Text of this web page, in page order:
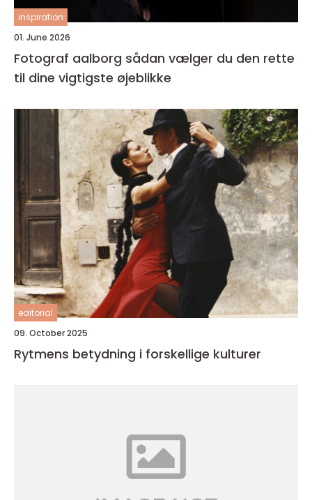
inspiration
01. June 2026
Fotograf aalborg sådan vælger du den rette
til dine vigtigste øjeblikke
editorial
09. October 2025
Rytmens betydning i forskellige kulturer